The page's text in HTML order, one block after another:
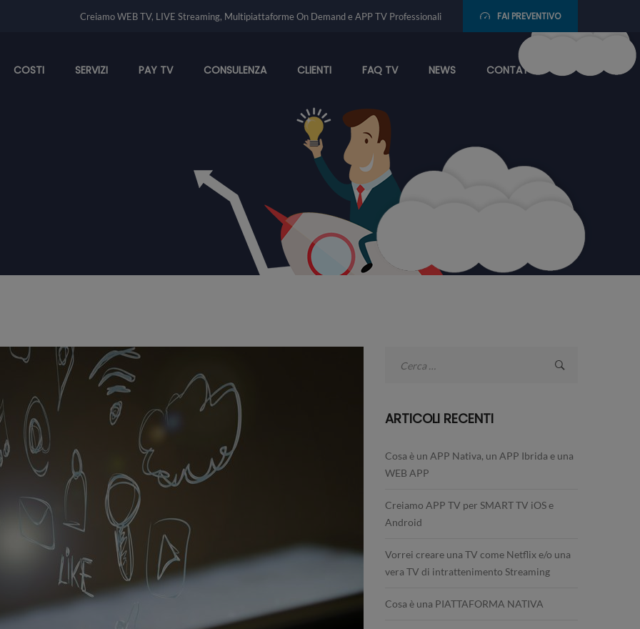
Creiamo WEB TV, LIVE Streaming, Multipiattaforme On Demand e APP TV Professionali FAI PREVENTIVO
COSTI SERVIZI PAY TV CONSULENZA CLIENTI FAQ TV NEWS CONTATTI
ARTICOLI RECENTI
Cosa è un APP Nativa, un APP Ibrida e una
WEB APP
Creiamo APP TV per SMART TV iOS e
Android
Vorrei creare una TV come Netflix e/o una
vera TV di intrattenimento Streaming
Cosa è una PIATTAFORMA NATIVA